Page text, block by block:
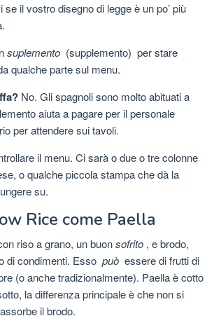
il vostro disegno di legge è un po’ più
suplemento (supplemento) per stare
qualche parte sul menu.
No. Gli spagnoli sono molto abituati a
aiuta a pagare per il personale
per attendere sui tavoli.
il menu. Ci sarà o due o tre colonne
o qualche piccola stampa che dà la
su.
Rice come Paella
riso a grano, un buonsofrito , e brodo,
di condimenti. Esso può essere di frutti di
(o anche tradizionalmente). Paella è cotto
la differenza principale è che non si
il brodo.